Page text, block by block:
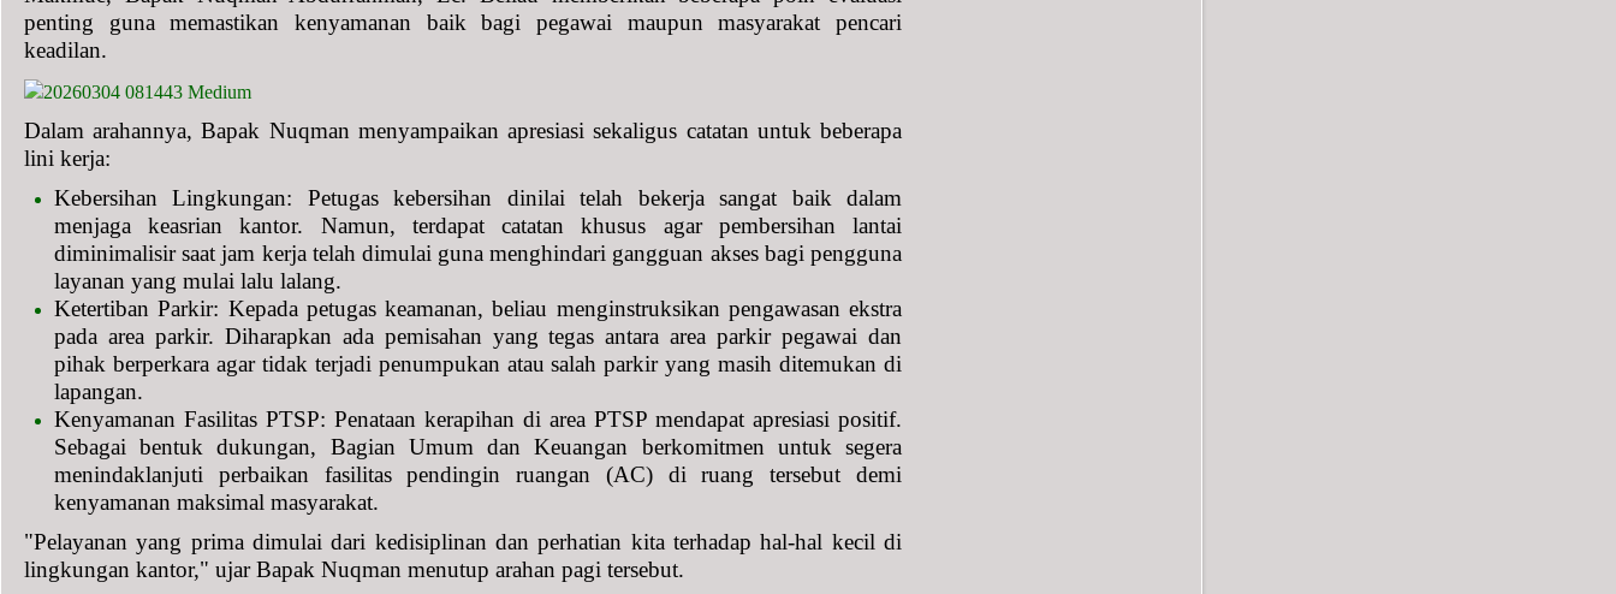
penting guna memastikan kenyamanan baik bagi pegawai maupun masyarakat pencari
keadilan.
Dalam arahannya, Bapak Nuqman menyampaikan apresiasi sekaligus catatan untuk beberapa
lini kerja:
Kebersihan Lingkungan: Petugas kebersihan dinilai telah bekerja sangat baik dalam
menjaga keasrian kantor. Namun, terdapat catatan khusus agar pembersihan lantai
diminimalisir saat jam kerja telah dimulai guna menghindari gangguan akses bagi pengguna
layanan yang mulai lalu lalang.
Ketertiban Parkir: Kepada petugas keamanan, beliau menginstruksikan pengawasan ekstra
pada area parkir. Diharapkan ada pemisahan yang tegas antara area parkir pegawai dan
pihak berperkara agar tidak terjadi penumpukan atau salah parkir yang masih ditemukan di
lapangan.
Kenyamanan Fasilitas PTSP: Penataan kerapihan di area PTSP mendapat apresiasi positif.
Sebagai bentuk dukungan, Bagian Umum dan Keuangan berkomitmen untuk segera
menindaklanjuti perbaikan fasilitas pendingin ruangan (AC) di ruang tersebut demi
kenyamanan maksimal masyarakat.
"Pelayanan yang prima dimulai dari kedisiplinan dan perhatian kita terhadap hal-hal kecil di
lingkungan kantor," ujar Bapak Nuqman menutup arahan pagi tersebut.